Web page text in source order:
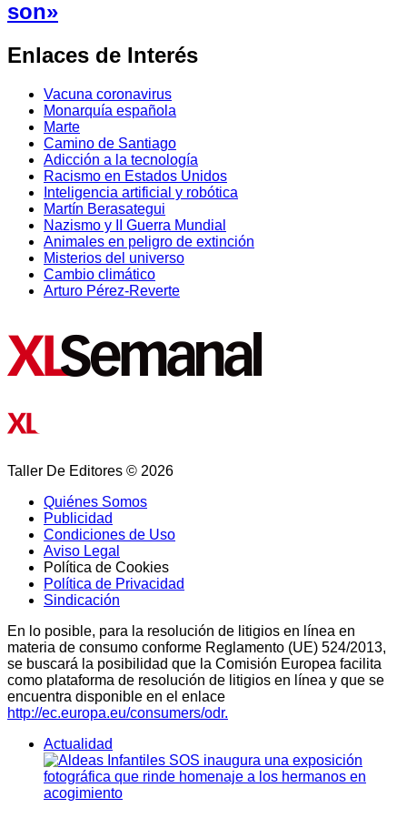
son»
Enlaces de Interés
Vacuna coronavirus
Monarquía española
Marte
Camino de Santiago
Adicción a la tecnología
Racismo en Estados Unidos
Inteligencia artificial y robótica
Martín Berasategui
Nazismo y II Guerra Mundial
Animales en peligro de extinción
Misterios del universo
Cambio climático
Arturo Pérez-Reverte
Taller De Editores © 2026
Quiénes Somos
Publicidad
Condiciones de Uso
Aviso Legal
Política de Cookies
Política de Privacidad
Sindicación
En lo posible, para la resolución de litigios en línea en
materia de consumo conforme Reglamento (UE) 524/2013,
se buscará la posibilidad que la Comisión Europea facilita
como plataforma de resolución de litigios en línea y que se
encuentra disponible en el enlace
http://ec.europa.eu/consumers/odr.
Actualidad